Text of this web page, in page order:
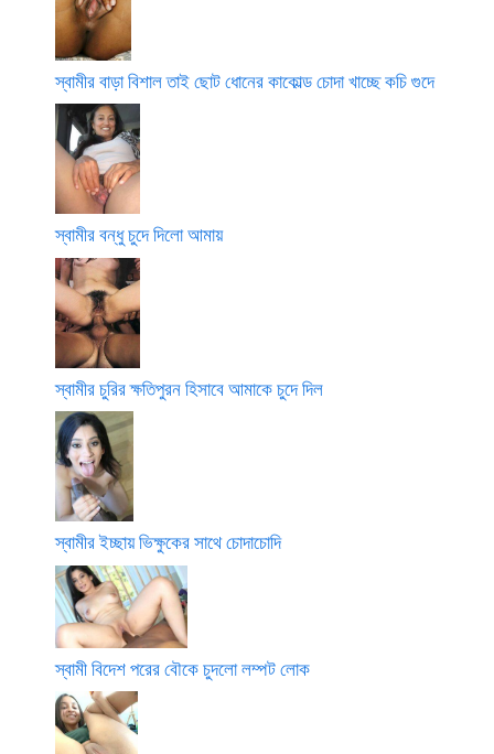
স্বামীর বাড়া বিশাল তাই ছোট ধোনের কাকোল্ড চোদা খাচ্ছে কচি গুদে
স্বামীর বন্ধু চুদে দিলো আমায়
স্বামীর চুরির ক্ষতিপুরন হিসাবে আমাকে চুদে দিল
স্বামীর ইচ্ছায় ভিক্ষুকের সাথে চোদাচোদি
স্বামী বিদেশ পরের বৌকে চুদলো লম্পট লোক